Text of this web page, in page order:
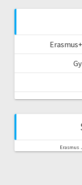
Erasmus